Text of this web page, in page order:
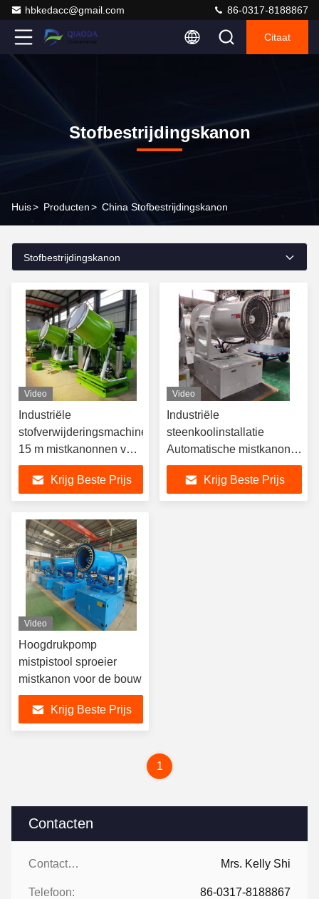
hbkedacc@gmail.com 86-0317-8188867
Citaat
Stofbestrijdingskanon
Huis> Producten> China Stofbestrijdingskanon
Contacten
Contacten: Mrs. Kelly Shi
Telefoon: 86-0317-8188867
Stofbestrijdingskanon
Video
Industriële
stofverwijderingsmachine
15 m mistkanonnen voor
mijnbouwgebied
kanonnen
landbouwmachines
Krijg Beste Prijs
Video
Industriële
steenkoolinstallatie
Automatische mistkanon
Sproeier
stofverwijderingsapparatuur
Stofbestrijdingsmachine
Krijg Beste Prijs
Video
Hoogdrukpomp
mistpistool sproeier
mistkanon voor de bouw
Krijg Beste Prijs
1